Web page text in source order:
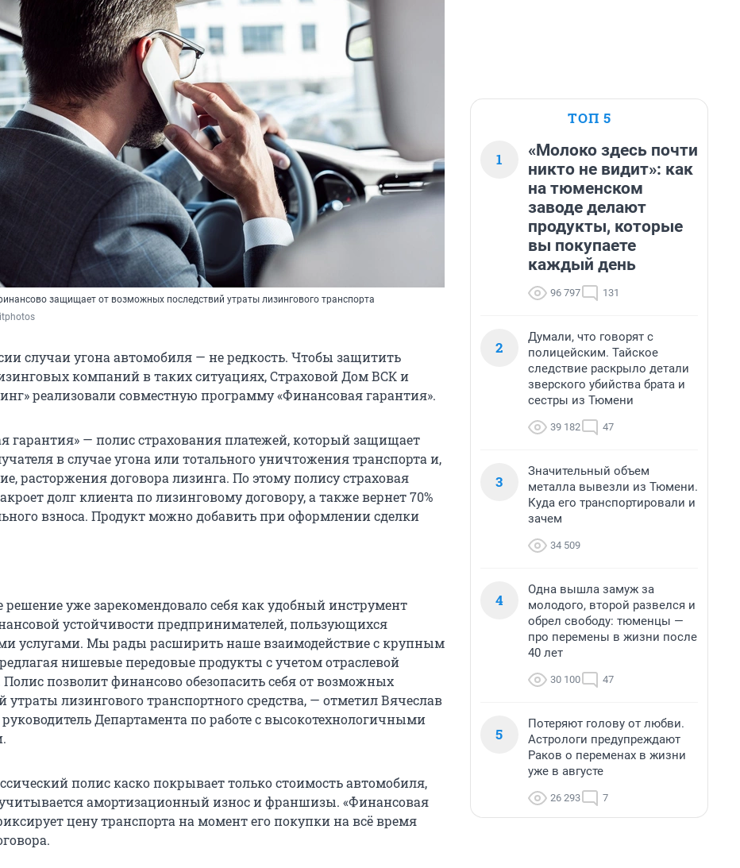
защищает от возможных последствий утраты лизингового транспорта
случаи угона автомобиля — не редкость. Чтобы защитить
компаний в таких ситуациях, Страховой Дом ВСК и
реализовали совместную программу «Финансовая гарантия».
гарантия» — полис страхования платежей, который защищает
в случае угона или тотального уничтожения транспорта и,
расторжения договора лизинга. По этому полису страховая
долг клиента по лизинговому договору, а также вернет 70%
взноса. Продукт можно добавить при оформлении сделки
решение уже зарекомендовало себя как удобный инструмент
устойчивости предпринимателей, пользующихся
услугами. Мы рады расширить наше взаимодействие с крупным
нишевые передовые продукты с учетом отраслевой
позволит финансово обезопасить себя от возможных
утраты лизингового транспортного средства, — отметил Вячеслав
Департамента по работе с высокотехнологичными
полис каско покрывает только стоимость автомобиля,
амортизационный износ и франшизы. «Финансовая
цену транспорта на момент его покупки на всё время
ТОП 5
1
«Молоко здесь почти
никто не видит»: как
на тюменском
заводе делают
продукты, которые
вы покупаете
каждый день
96 797 131
2
Думали, что говорят с
полицейским. Тайское
следствие раскрыло детали
зверского убийства брата и
сестры из Тюмени
39 182 47
3
Значительный объем
металла вывезли из Тюмени.
Куда его транспортировали и
зачем
34 509
4
Одна вышла замуж за
молодого, второй развелся и
обрел свободу: тюменцы —
про перемены в жизни после
40 лет
30 100 47
5
Потеряют голову от любви.
Астрологи предупреждают
Раков о переменах в жизни
уже в августе
26 293 7